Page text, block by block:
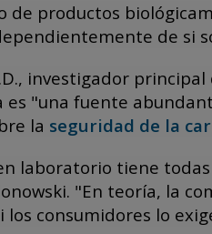
de productos
de si
investigador principal
es "una fuente
la seguridad de la
laboratorio tiene
"En teoría, la
los consumidores lo